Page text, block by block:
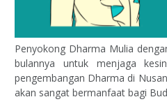
Penyokong Dharma Mulia
bulannya untuk menjaga
pengembangan Dharma di
akan sangat bermanfaat bagi